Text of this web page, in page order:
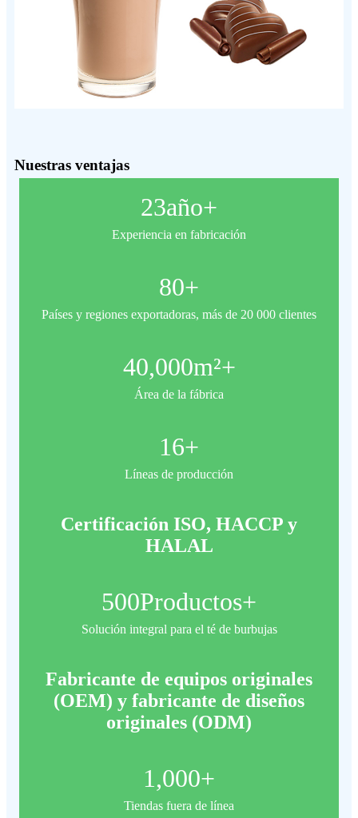
Nuestras ventajas
23año+
Experiencia en fabricación
80+
Países y regiones exportadoras, más de 20 000 clientes
40,000m²+
Área de la fábrica
16+
Líneas de producción
Certificación ISO, HACCP y
HALAL
500Productos+
Solución integral para el té de burbujas
Fabricante de equipos originales
(OEM) y fabricante de diseños
originales (ODM)
1,000+
Tiendas fuera de línea